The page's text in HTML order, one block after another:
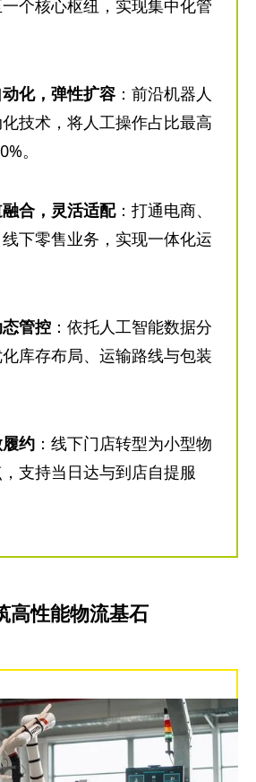
个核心枢纽，实现集中化管
化，弹性扩容 ：前沿机器人
技术，将人工操作占比最高
。
合，灵活适配：打通电商、
下零售业务，实现一体化运
管控 ：依托人工智能数据分
库存布局、运输路线与包装
约 ：线下门店转型为小型物
支持当日达与到店自提服
高性能物流基石